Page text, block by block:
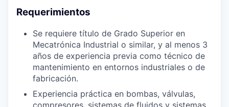
Requerimientos
Se requiere título de Grado Superior en
Mecatrónica Industrial o similar, y al menos 3
años de experiencia previa como técnico de
mantenimiento en entornos industriales o de
fabricación.
Experiencia práctica en bombas, válvulas,
compresores, sistemas de fluidos y sistemas